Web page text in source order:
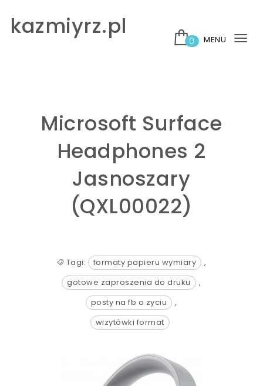
kazmiyrz.pl
0 MENU
Microsoft Surface
Headphones 2
Jasnoszary
(QXL00022)
Tagi: formaty papieru wymiary
,
gotowe zaproszenia do druku
,
posty na fb o zyciu
,
wizytówki format